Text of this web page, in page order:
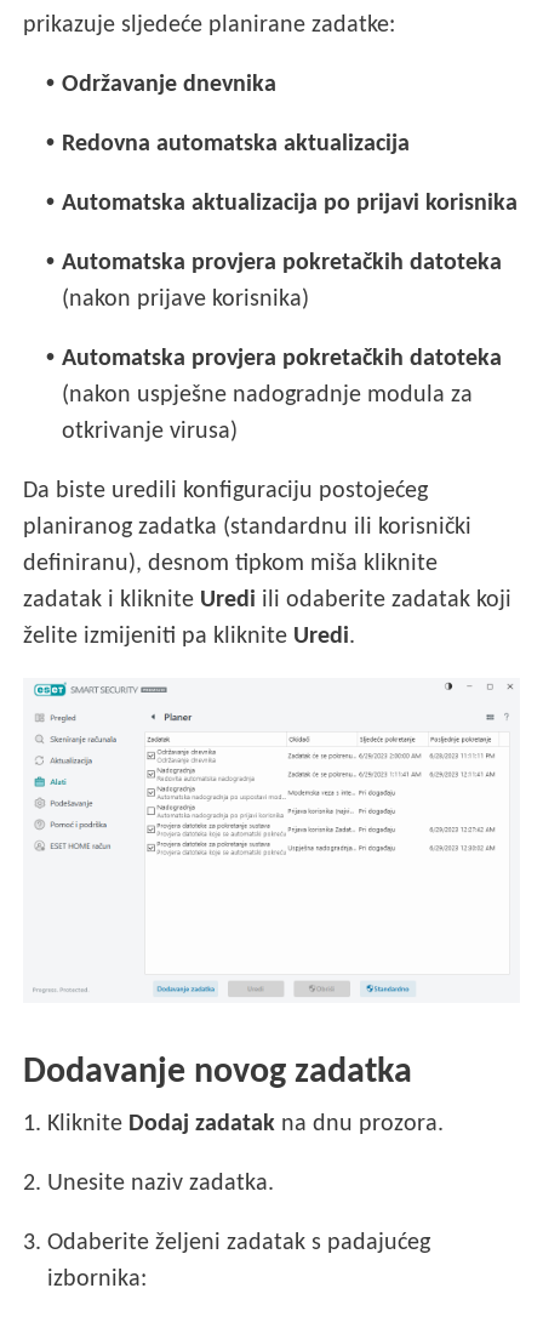
prikazuje sljedeće planirane zadatke:
• Održavanje dnevnika
• Redovna automatska aktualizacija
• Automatska aktualizacija po prijavi korisnika
• Automatska provjera pokretačkih datoteka
(nakon prijave korisnika)
• Automatska provjera pokretačkih datoteka
(nakon uspješne nadogradnje modula za
otkrivanje virusa)
Da biste uredili konfiguraciju postojećeg
planiranog zadatka (standardnu ili korisnički
definiranu), desnom tipkom miša kliknite
zadatak i kliknite Uredi ili odaberite zadatak koji
želite izmijeniti pa kliknite Uredi.
Dodavanje novog zadatka
1. Kliknite Dodaj zadatak na dnu prozora.
2. Unesite naziv zadatka.
3. Odaberite željeni zadatak s padajućeg
izbornika: